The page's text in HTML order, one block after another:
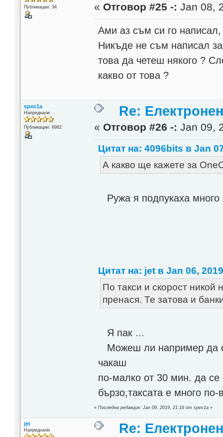
Публикации: 34 « Отговор #25 -: Jan 08,
Ами аз съм си го
Никъде не съм написал
това да четеш някого ?
какво от това ?
spec1a
Напреднали
Публикации: 6982
Re:
« Отговор #26 -: Jan 09,
Цитат на: 4096bits в Jan
А какво ще кажете за
Ружа я подпукаха
Цитат на: jet в Jan 06,
По такси и скорост
пренася. Те затова и
Я пак ...
Можеш ли например да
чакаш
по-малко от 30 мин. да се
бързо,таксата е много по-
«Последна редакция: Jan 09, 2019, 21:16 от spec1a »
jet
Напреднали Re: